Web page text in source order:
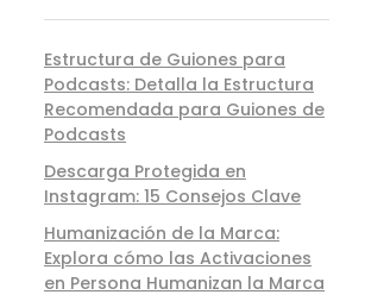
Estructura de Guiones para
Podcasts: Detalla la Estructura
Recomendada para Guiones de
Podcasts
Descarga Protegida en
Instagram: 15 Consejos Clave
Humanización de la Marca:
Explora cómo las Activaciones
en Persona Humanizan la Marca